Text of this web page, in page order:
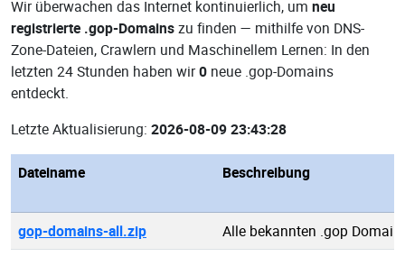
Wir überwachen das Internet kontinuierlich, um neu
registrierte .gop-Domainszu finden — mithilfe von DNS-
Zone-Dateien, Crawlern und Maschinellem Lernen: In den
letzten 24 Stunden haben wir0 neue .gop-Domains
entdeckt.
Letzte Aktualisierung: 2026-08-09 23:43:28
Dateiname Beschreibung
gop-domains-all.zip
Alle bekannten .gop